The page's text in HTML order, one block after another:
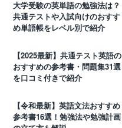
大学受験の英単語の勉強法は？
共通テストや入試向けのおすす
め単語帳をレベル別で紹介
【2025最新】共通テスト英語の
おすすめの参考書・問題集31選
を口コミ付きで紹介
【令和最新】英語文法おすすめ
参考書16選！勉強法や勉強計画